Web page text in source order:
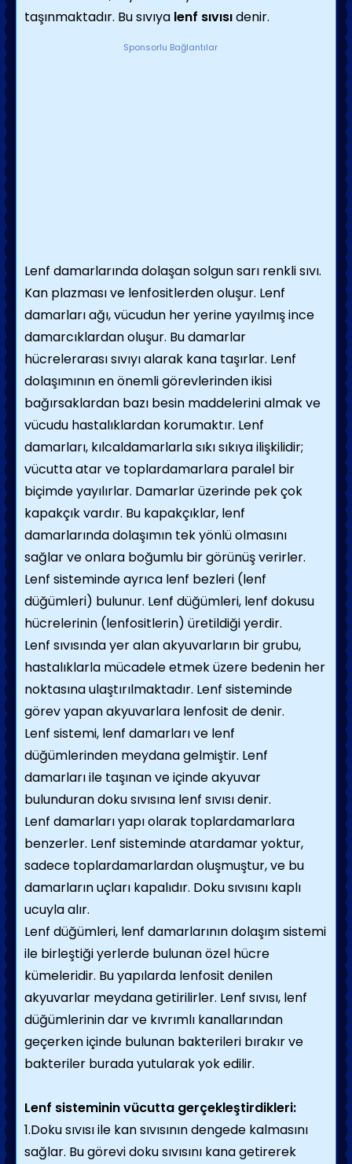
taşınmaktadır. Bu sıvıya lenf sıvısıdenir.
Sponsorlu Bağlantılar
Lenf damarlarında dolaşan solgun sarı renkli sıvı.
Kan plazması ve lenfositlerden oluşur. Lenf
damarları ağı, vücudun her yerine yayılmış ince
damarcıklardan oluşur. Bu damarlar
hücrelerarası sıvıyı alarak kana taşırlar. Lenf
dolaşımının en önemli görevlerinden ikisi
bağırsaklardan bazı besin maddelerini almak ve
vücudu hastalıklardan korumaktır. Lenf
damarları, kılcaldamarlarla sıkı sıkıya ilişkilidir;
vücutta atar ve toplardamarlara paralel bir
biçimde yayılırlar. Damarlar üzerinde pek çok
kapakçık vardır. Bu kapakçıklar, lenf
damarlarında dolaşımın tek yönlü olmasını
sağlar ve onlara boğumlu bir görünüş verirler.
Lenf sisteminde ayrıca lenf bezleri (lenf
düğümleri) bulunur. Lenf düğümleri, lenf dokusu
hücrelerinin (lenfositlerin) üretildiği yerdir.
Lenf sıvısında yer alan akyuvarların bir grubu,
hastalıklarla mücadele etmek üzere bedenin her
noktasına ulaştırılmaktadır. Lenf sisteminde
görev yapan akyuvarlara lenfosit de denir.
Lenf sistemi, lenf damarları ve lenf
düğümlerinden meydana gelmiştir. Lenf
damarları ile taşınan ve içinde akyuvar
bulunduran doku sıvısına lenf sıvısı denir.
Lenf damarları yapı olarak toplardamarlara
benzerler. Lenf sisteminde atardamar yoktur,
sadece toplardamarlardan oluşmuştur, ve bu
damarların uçları kapalıdır. Doku sıvısını kaplı
ucuyla alır.
Lenf düğümleri, lenf damarlarının dolaşım sistemi
ile birleştiği yerlerde bulunan özel hücre
kümeleridir. Bu yapılarda lenfosit denilen
akyuvarlar meydana getirilirler. Lenf sıvısı, lenf
düğümlerinin dar ve kıvrımlı kanallarından
geçerken içinde bulunan bakterileri bırakır ve
bakteriler burada yutularak yok edilir.
Lenf sisteminin vücutta gerçekleştirdikleri:
1.Doku sıvısı ile kan sıvısının dengede kalmasını
sağlar. Bu görevi doku sıvısını kana getirerek